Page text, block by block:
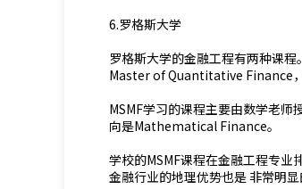
6.罗格斯大学
罗格斯大学的金融工程有两种课
Master of Quantitative Finance，
MSMF学习的课程主要由数学老
向是Mathematical Finance。
学校的MSMF课程在金融工程专
金融行业的地理优势也是 非常明显